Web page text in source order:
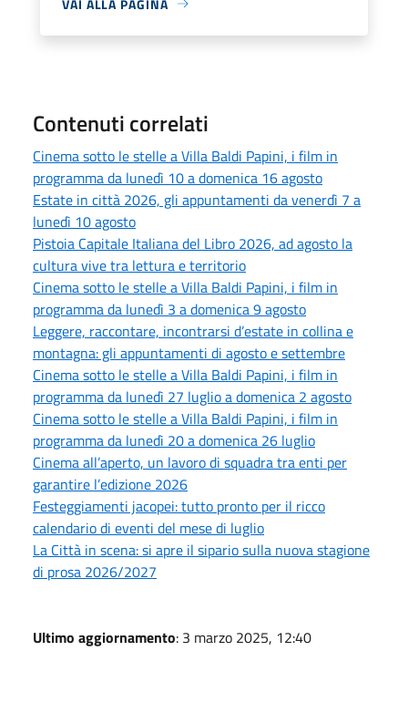
Contenuti correlati
Cinema sotto le stelle a Villa Baldi Papini, i film in
programma da lunedì 10 a domenica 16 agosto
Estate in città 2026, gli appuntamenti da venerdì 7 a
lunedì 10 agosto
Pistoia Capitale Italiana del Libro 2026, ad agosto la
cultura vive tra lettura e territorio
Cinema sotto le stelle a Villa Baldi Papini, i film in
programma da lunedì 3 a domenica 9 agosto
Leggere, raccontare, incontrarsi d’estate in collina e
montagna: gli appuntamenti di agosto e settembre
Cinema sotto le stelle a Villa Baldi Papini, i film in
programma da lunedì 27 luglio a domenica 2 agosto
Cinema sotto le stelle a Villa Baldi Papini, i film in
programma da lunedì 20 a domenica 26 luglio
Cinema all’aperto, un lavoro di squadra tra enti per
garantire l’edizione 2026
Festeggiamenti jacopei: tutto pronto per il ricco
calendario di eventi del mese di luglio
La Città in scena: si apre il sipario sulla nuova stagione
di prosa 2026/2027
Ultimo aggiornamento: 3 marzo 2025, 12:40